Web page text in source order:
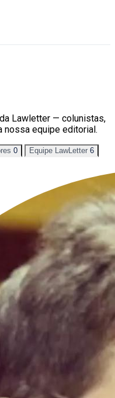
Lawletter — colunistas,
nossa equipe editorial.
0 Equipe LawLetter 6